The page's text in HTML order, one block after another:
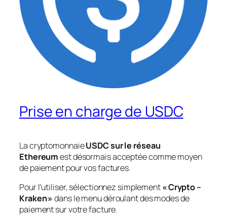
Prise en charge de USDC
La cryptomonnaieUSDC sur le réseau
Ethereumest désormais acceptée comme moyen
de paiement pour vos factures.
Pour l’utiliser, sélectionnez simplement« Crypto –
Kraken » dans le menu déroulant des modes de
paiement sur votre facture.